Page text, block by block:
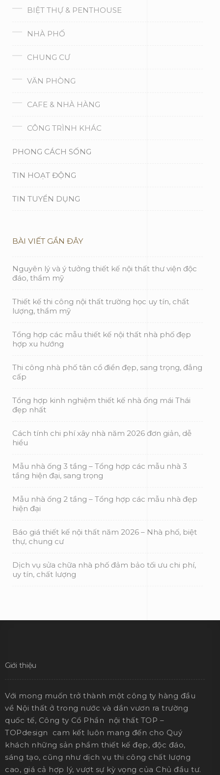
BIỆT THỰ & PENTHOUSE
NHÀ PHỐ
CHUNG CƯ
VĂN PHÒNG
CAFE & NHÀ HÀNG
CÔNG TRÌNH KHÁC
PHONG CÁCH SỐNG
TIN HOẠT ĐỘNG
TIN TUYỂN DỤNG
BÀI VIẾT GẦN ĐÂY
Nguyên lý và ý tưởng thiết kế nội thất thư viện độc
đáo, thẩm mỹ
Thiết kế thi công nội thất trường học uy tín, chất
lượng, thẩm mỹ
Tổng hợp các mẫu thiết kế nội thất nhà phố đẹp
hợp xu hướng
Thi công nhà phố tân cổ điển đẹp, sang trọng, đẳng
cấp
Tổng hợp kinh nghiệm thiết kế nhà ống mái Thái
đẹp nhất
Cách tính chi phí xây nhà năm 2026 đơn giản, dễ
hiểu
Mẫu nhà ống 3 tầng – Tổng hợp các mẫu nhà 3
tầng hiện đại, sang trọng
Mẫu nhà ống 2 tầng – Tổng hợp các mẫu nhà đẹp
hiện đại
Báo giá thiết kế nội thất năm 2026 – Nhà phố, biệt
thự, chung cư
Dịch vụ sửa chữa nhà phố đảm bảo tối ưu chi phí,
uy tín, chất lượng
Giới thiệu
Với mong muốn trở thành một công ty hàng đầu
về Nội thất ở trong nước và dần vươn ra trường
quốc tế, Công ty Cổ Phần nội thất TOP –
TOPdesign cam kết luôn mang đến cho Quý
khách những sản phẩm thiết kế đẹp, độc đáo,
sáng tạo, cũng như dịch vụ thi công chất lượng
cao, giá cả hợp lý, vượt sự kỳ vọng của Chủ đầu tư.